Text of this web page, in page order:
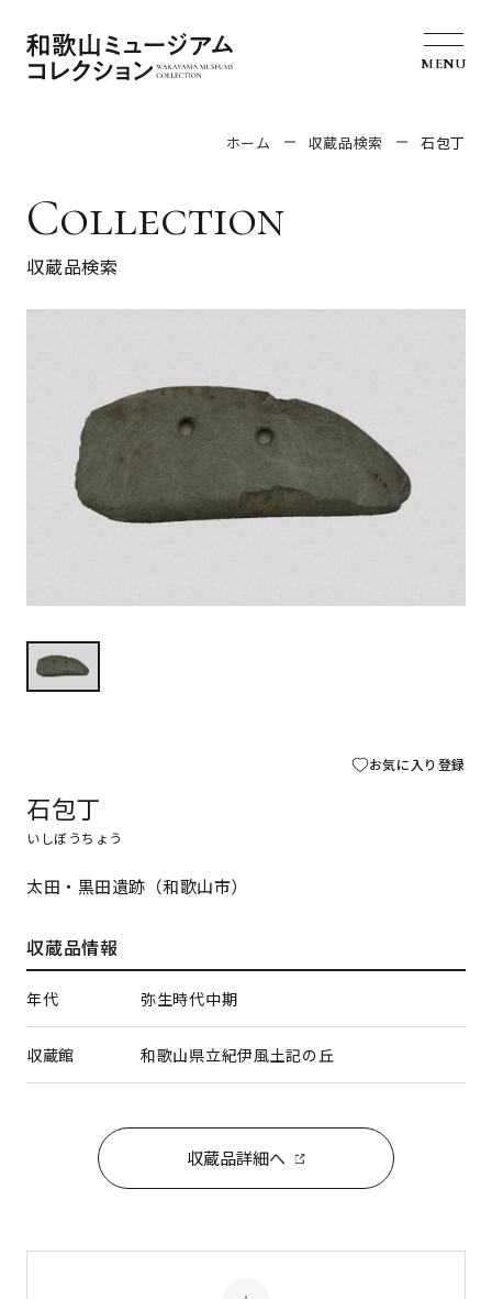
MENU
ホーム 収蔵品検索 石包丁
Collection
収蔵品検索
お気に入り登録
石包丁
いしぼうちょう
太田・黒田遺跡（和歌山市）
収蔵品情報
年代 弥生時代中期
収蔵館 和歌山県立紀伊風土記の丘
収蔵品詳細へ